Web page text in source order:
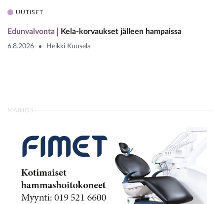
UUTISET
Edunvalvonta Kela-korvaukset jälleen hampaissa
6.8.2026 Heikki Kuusela
MAINOS